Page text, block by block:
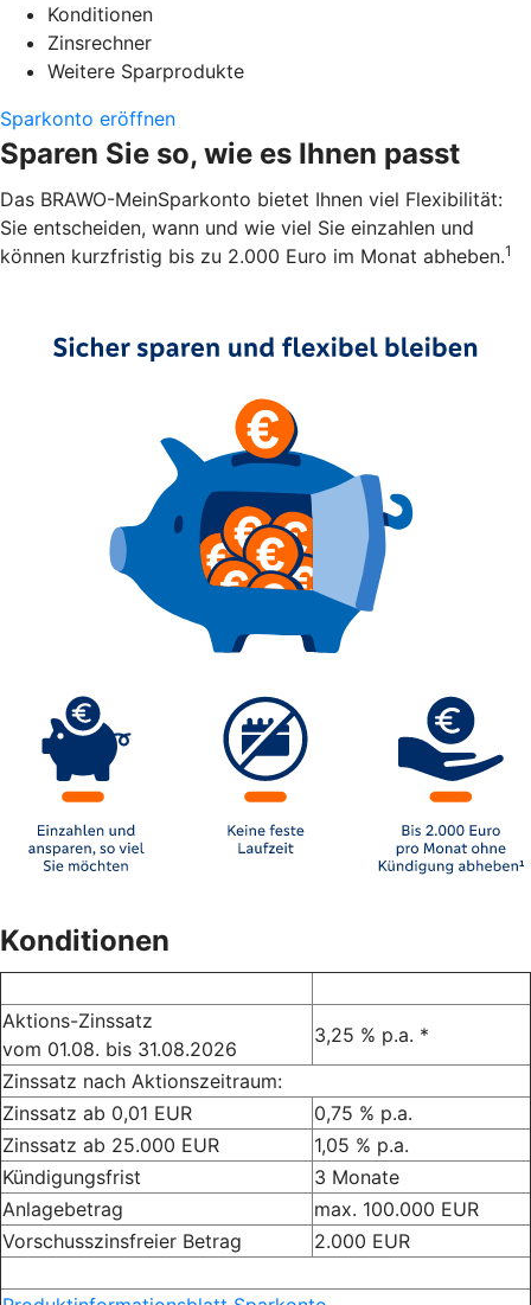
Konditionen
Zinsrechner
Weitere Sparprodukte
Sparkonto eröffnen
Sparen Sie so, wie es Ihnen passt
Das BRAWO-MeinSparkonto bietet Ihnen viel Flexibilität:
Sie entscheiden, wann und wie viel Sie einzahlen und
können kurzfristig bis zu 2.000 Euro im Monat abheben.1
Konditionen
Aktions-Zinssatz
vom 01.08. bis 31.08.2026
3,25 % p.a. *
Zinssatz nach Aktionszeitraum:
Zinssatz ab 0,01 EUR
0,75 % p.a.
Zinssatz ab 25.000 EUR
1,05 % p.a.
Kündigungsfrist
3 Monate
Anlagebetrag
max. 100.000 EUR
Vorschusszinsfreier Betrag
2.000 EUR